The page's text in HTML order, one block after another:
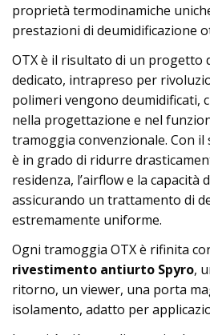
proprietà termodinamiche
prestazioni di deumidificazione
OTX è il risultato di un progetto
dedicato, intrapreso per
polimeri vengono deumidificati,
nella progettazione e nel
tramoggia convenzionale. Con il
è in grado di ridurre
residenza, l’airflow e la capacità
assicurando un trattamento di
estremamente uniforme.
Ogni tramoggia OTX è rifinita
rivestimento antiurto Spyro,
ritorno, un viewer, una porta
isolamento, adatto per